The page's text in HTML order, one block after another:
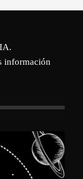
.
información